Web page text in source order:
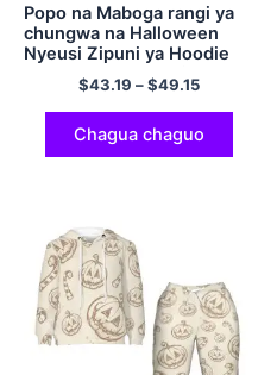
Popo na Maboga rangi ya
chungwa na Halloween
Nyeusi Zipuni ya Hoodie
Polyester Sweatshirt ya
Kawaida na yenye Hood ya
Kustarehesha
$43.19 –$49.15
Chagua chaguo